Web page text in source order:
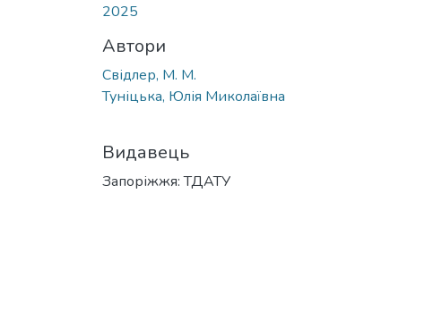
2025
Автори
Свідлер, М. М.
Туніцька, Юлія Миколаївна
Видавець
Запоріжжя: ТДАТУ